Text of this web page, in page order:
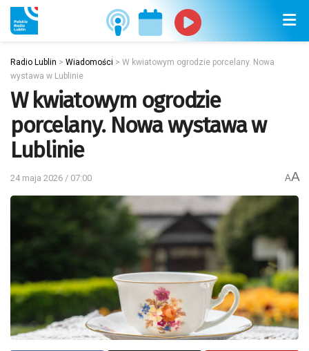
Radio Lublin > Wiadomości > W kwiatowym ogrodzie porcelany. Nowa
wystawa w Lublinie
W kwiatowym ogrodzie
porcelany. Nowa wystawa w
Lublinie
24 maja 2026 / 07:00 AA